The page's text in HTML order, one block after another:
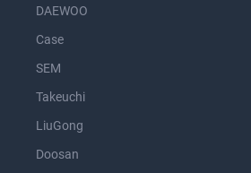
DAEWOO
Case
SEM
Takeuchi
LiuGong
Doosan